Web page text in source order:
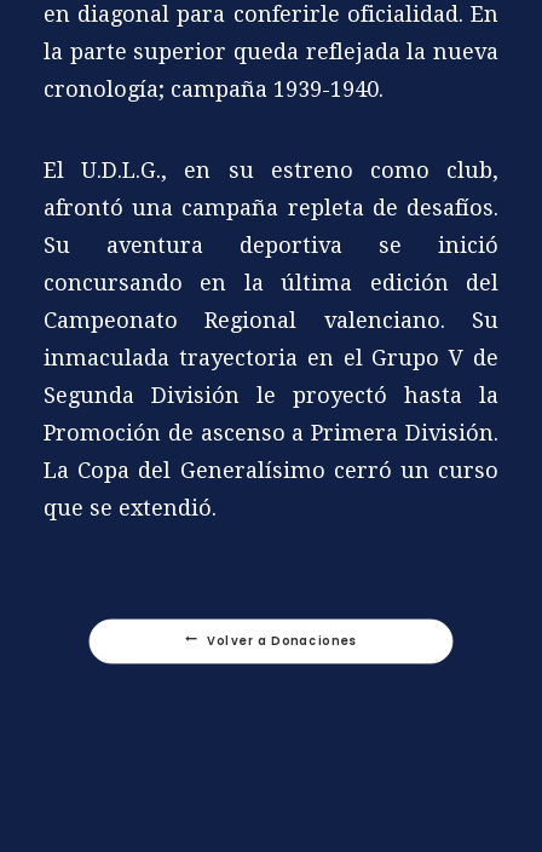
en diagonal para conferirle oficialidad. En
la parte superior queda reflejada la nueva
cronología; campaña 1939-1940.
El U.D.L.G., en su estreno como club,
afrontó una campaña repleta de desafíos.
Su aventura deportiva se inició
concursando en la última edición del
Campeonato Regional valenciano. Su
inmaculada trayectoria en el Grupo V de
Segunda División le proyectó hasta la
Promoción de ascenso a Primera División.
La Copa del Generalísimo cerró un curso
que se extendió.
Volver a Donaciones